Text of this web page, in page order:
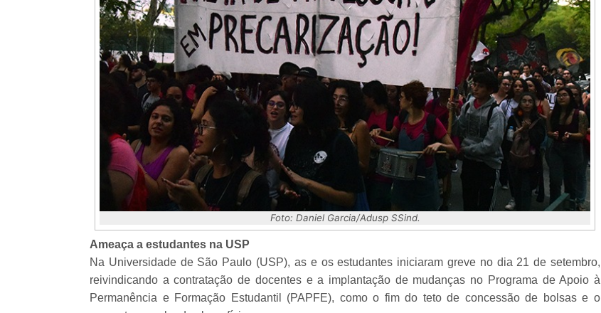
Foto: Daniel Garcia/Adusp SSind.
Ameaça a estudantes na USP
Na Universidade de São Paulo (USP), as e os estudantes iniciaram greve no dia 21 de setembro,
reivindicando a contratação de docentes e a implantação de mudanças no Programa de Apoio à
Permanência e Formação Estudantil (PAPFE), como o fim do teto de concessão de bolsas e o